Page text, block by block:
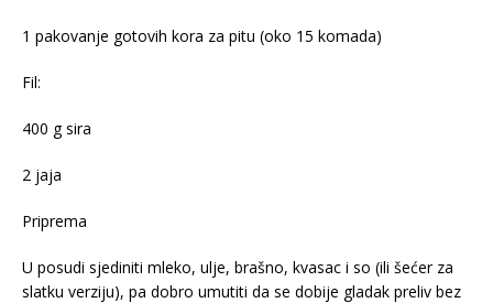
1 pakovanje gotovih kora za pitu (oko 15 komada)
Fil:
400 g sira
2 jaja
Priprema
U posudi sjediniti mleko, ulje, brašno, kvasac i so (ili šećer za
slatku verziju), pa dobro umutiti da se dobije gladak preliv bez